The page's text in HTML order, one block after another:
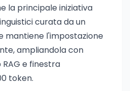
la principale iniziativa
curata da un
mantiene l'impostazione
ampliandola con
e finestra
token.